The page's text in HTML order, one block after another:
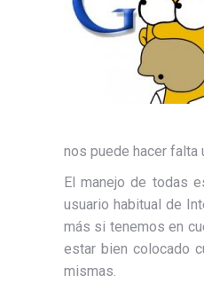
nos puede hacer
El manejo de todas
usuario habitual de
más si tenemos en
estar bien colocado
mismas.